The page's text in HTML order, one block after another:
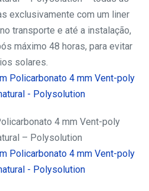
exclusivamente com um liner
transporte e até a instalação,
máximo 48 horas, para evitar
solares.
4 mm Vent-poly
– Polysolution